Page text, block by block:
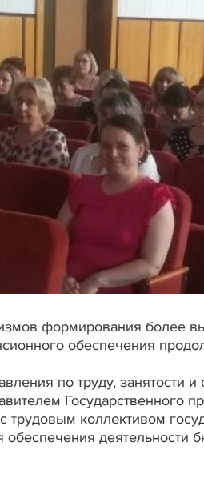
формирования более
обеспечения
по труду, занятости
Государственного
трудовым коллективом
обеспечения деятельности